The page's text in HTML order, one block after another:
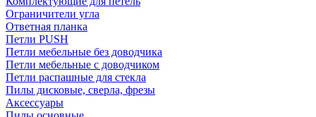
Ограничители угла
Ответная планка
Петли PUSH
Петли мебельные без доводчика
Петли мебельные с доводчиком
Петли распашные для стекла
Пилы дисковые, сверла, фрезы
Аксессуары